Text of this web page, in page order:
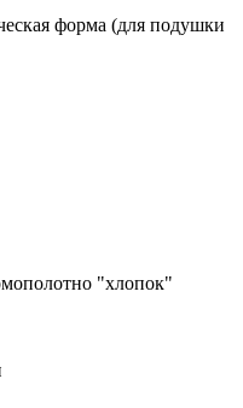
форма (для подушки
"хлопок"